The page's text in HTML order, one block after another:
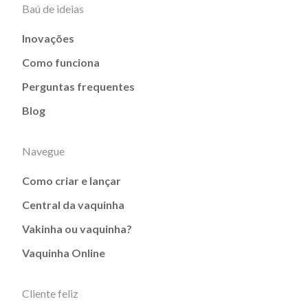
Baú de ideias
Inovações
Como funciona
Perguntas frequentes
Blog
Navegue
Como criar e lançar
Central da vaquinha
Vakinha ou vaquinha?
Vaquinha Online
Cliente feliz